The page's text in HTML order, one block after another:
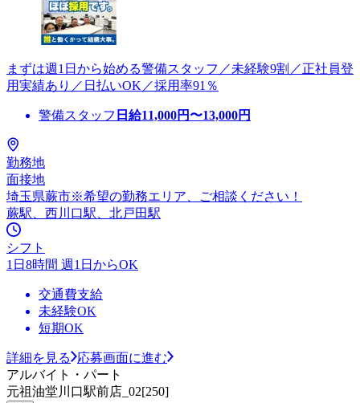
まずは週1日から始める警備スタッフ／未経験9割／正社員登
用実績あり／日払いOK／採用率91％
警備スタッフ 日給11,000円〜13,000円
勤務地
面接地
埼玉県蕨市※希望の勤務エリア、ご相談ください！
蕨駅、西川口駅、北戸田駅
シフト
1日8時間 週1日からOK
交通費支給
未経験OK
短期OK
詳細を見る
応募画面に進む
アルバイト・パート
元祖油堂川口駅前店_02[250]